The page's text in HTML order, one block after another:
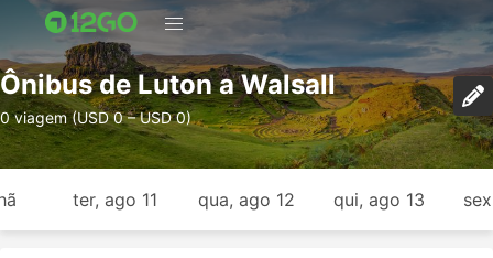
Ônibus de Luton a Walsall
0 viagem (USD 0 – USD 0)
ter, ago 11 qua, ago 12 qui, ago 13